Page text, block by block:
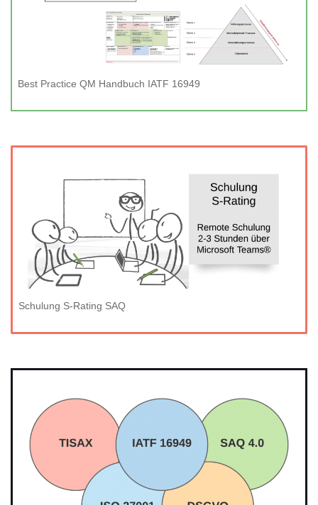
Best Practice QM Handbuch IATF 16949
Schulung S-Rating SAQ